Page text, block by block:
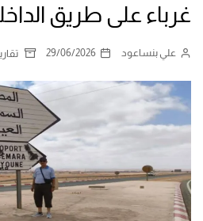
غرباء على طريق
علي بنساعود 29/06/2026